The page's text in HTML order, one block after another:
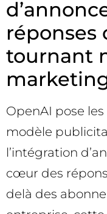
réponses
tournant
OpenAI pose
modèle
l’intégration
cœur des
delà des